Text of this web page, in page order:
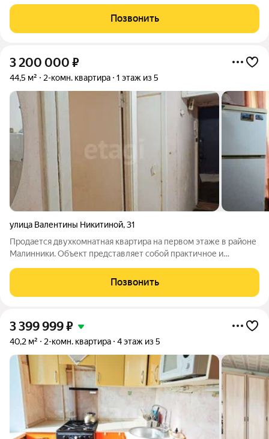
светом, что позволяет реализовать
Позвонить
3 200 000 ₽
44,5 м² 2-комн. квартира 1 этаж из 5
улица Валентины Никитиной,31
Продается двухкомнатная квартира на первом этаже в районе
Малинники. Объект представляет собой практичное и
и раздельным санузлом, что обеспечивает комфортное
проживание для семьи или пары.
Позвонить
3 399 999₽
40,2 м² 2-комн. квартира 4 этаж из 5